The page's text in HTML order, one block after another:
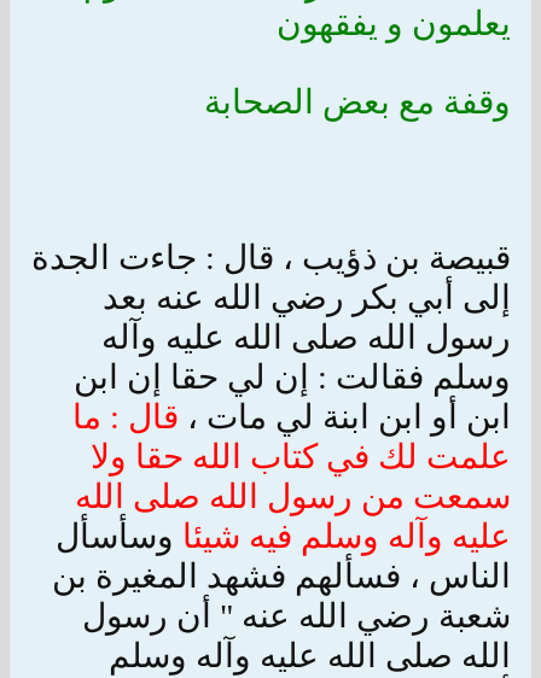
يعلمون و يفقهون
وقفة مع بعض الصحابة
قبيصة بن ذؤيب ، قال : جاءت الجدة
إلى أبي بكر رضي الله عنه بعد
رسول الله صلى الله عليه وآله
وسلم فقالت : إن لي حقا إن ابن
ابن أو ابن ابنة لي مات ، قال : ما
علمت لك في كتاب الله حقا ولا
سمعت من رسول الله صلى الله
عليه وآله وسلم فيه شيئا وسأسأل
الناس ، فسألهم فشهد المغيرة بن
شعبة رضي الله عنه " أن رسول
الله صلى الله عليه وآله وسلم